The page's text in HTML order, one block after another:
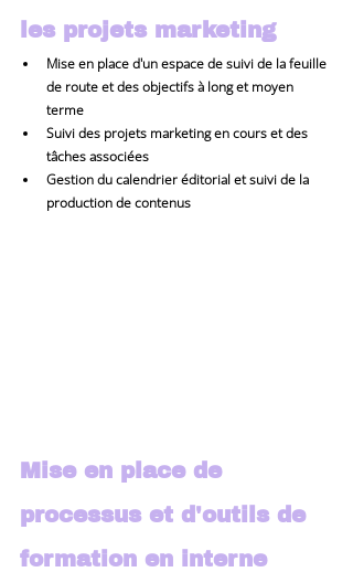
les projets marketing
Mise en place d'un espace de suivi de la feuille
de route et des objectifs à long et moyen
terme
Suivi des projets marketing en cours et des
tâches associées
Gestion du calendrier éditorial et suivi de la
production de contenus
Mise en place de
processus et d'outils de
formation en interne